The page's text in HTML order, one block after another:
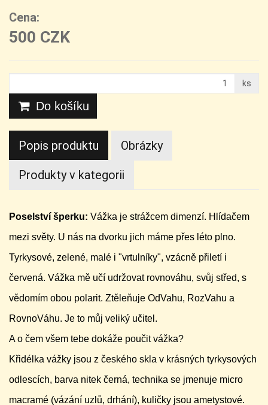
Cena:
500 CZK
ks
Do košíku
Popis produktu Obrázky
Produkty v kategorii
Poselství šperku: Vážka je strážcem dimenzí. Hlídačem
mezi světy. U nás na dvorku jich máme přes léto plno.
Tyrkysové, zelené, malé i "vrtulníky", vzácně přiletí i
červená. Vážka mě učí udržovat rovnováhu, svůj střed, s
vědomím obou polarit. Ztěleňuje OdVahu, RozVahu a
RovnoVáhu. Je to můj veliký učitel.
A o čem všem tebe dokáže poučit vážka?
Křidélka vážky jsou z českého skla v krásných tyrkysových
odlescích, barva nitek černá, technika se jmenuje micro
macramé (vázání uzlů, drhání), kuličky jsou ametystové.